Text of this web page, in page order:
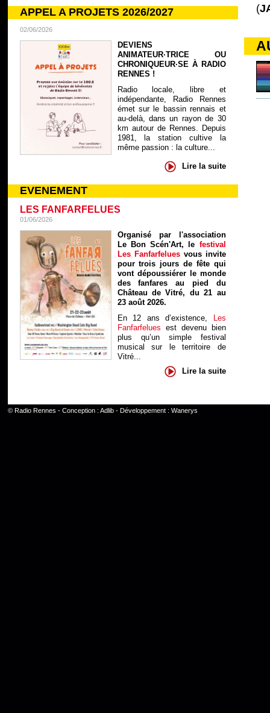
APPEL A PROJETS 2026/2027
02/06/2026
DEVIENS
ANIMATEUR·TRICE OU
CHRONIQUEUR·SE À RADIO
RENNES !
Radio locale, libre et
indépendante, Radio Rennes
émet sur le bassin rennais et
au-delà, dans un rayon de 30
km autour de Rennes. Depuis
1981, la station cultive la
même passion : la culture...
Lire la suite
EVENEMENT
LES FANFARFELUES
01/06/2026
Organisé par l'association
Le Bon Scén'Art, le festival
Les Fanfarfelues vous invite
pour trois jours de fête qui
vont dépoussiérer le monde
des fanfares au pied du
Château de Vitré, du 21 au
23 août 2026.
En 12 ans d’existence, Les
Fanfarfelues est devenu bien
plus qu’un simple festival
musical sur le territoire de
Vitré...
Lire la suite
(
© Radio Rennes - Conception : Adlib- Développement : Wanerys